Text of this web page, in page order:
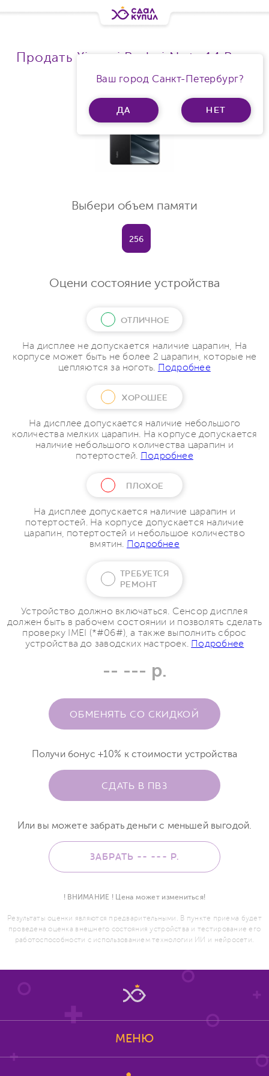
Ваш город Санкт-Петербург?
ДА НЕТ
Продать Xiaomi Redmi Note 14 Ram
12Gb 5G
Выбери объем памяти
256
Оцени состояние устройства
ОТЛИЧНОЕ
На дисплее не допускается наличие царапин, На
корпусе может быть не более 2 царапин, которые не
цепляются за ноготь. Подробнее
ХОРОШЕЕ
На дисплее допускается наличие небольшого
количества мелких царапин. На корпусе допускается
наличие небольшого количества царапин и
потертостей. Подробнее
ПЛОХОЕ
На дисплее допускается наличие царапин и
потертостей. На корпусе допускается наличие
царапин, потертостей и небольшое количество
вмятин. Подробнее
ТРЕБУЕТСЯ
РЕМОНТ
Устройство должно включаться. Сенсор дисплея
должен быть в рабочем состоянии и позволять сделать
проверку IMEI (*#06#), а также выполнить сброс
устройства до заводских настроек. Подробнее
-- --- р.
ОБМЕНЯТЬ СО СКИДКОЙ
Получи бонус +10% к стоимости устройства
СДАТЬ В ПВЗ
Или вы можете забрать деньги с меньшей выгодой.
ЗАБРАТЬ -- --- Р.
! ВНИМАНИЕ ! Цена может измениться!
Результаты оценки являются предварительными. В пункте приема будет
проведена оценка внешнего состояния устройства и тестирование его
работоспособности с использованием технологии ИИ и нейросети.
МЕНЮ